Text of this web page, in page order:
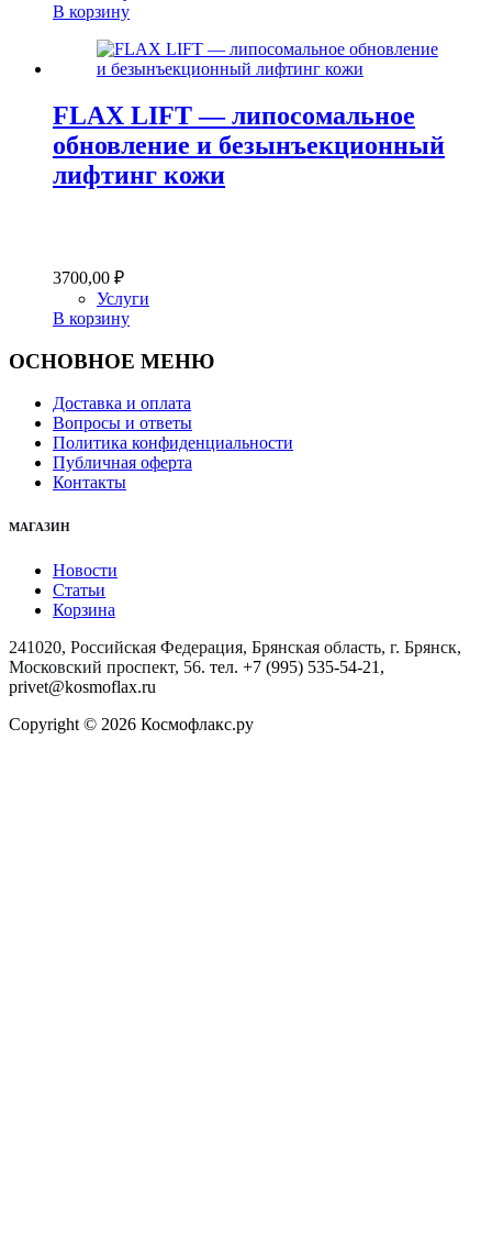
В корзину
FLAX LIFT — липосомальное
обновление и безынъекционный
лифтинг кожи
3700,00 ₽
Услуги
В корзину
ОСНОВНОЕ МЕНЮ
Доставка и оплата
Вопросы и ответы
Политика конфиденциальности
Публичная оферта
Контакты
МАГАЗИН
Новости
Статьи
Корзина
241020, Российская Федерация, Брянская область, г. Брянск,
Московский проспект, 56. тел. +7 (995) 535-54-21,
privet@kosmoflax.ru
Copyright © 2026 Космофлакс.ру